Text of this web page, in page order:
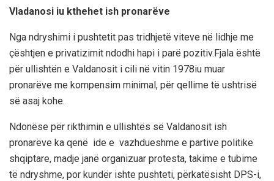
Vladanosi iu kthehet ish pronarëve
Nga ndryshimi i pushtetit pas tridhjetë viteve në lidhje me
çështjen e privatizimit ndodhi hapi i parë pozitiv.Fjala është
për ullishtën e Valdanosit i cili në vitin 1978iu muar
pronarëve me kompensim minimal, për qellime të ushtrisë
së asaj kohe.
Ndonëse për rikthimin e ullishtës së Valdanosit ish
pronarëve ka qenë ide e vazhdueshme e partive politike
shqiptare, madje janë organizuar protesta, takime e tubime
të ndryshme, por kundër ishte pushteti, përkatësisht DPS-i,